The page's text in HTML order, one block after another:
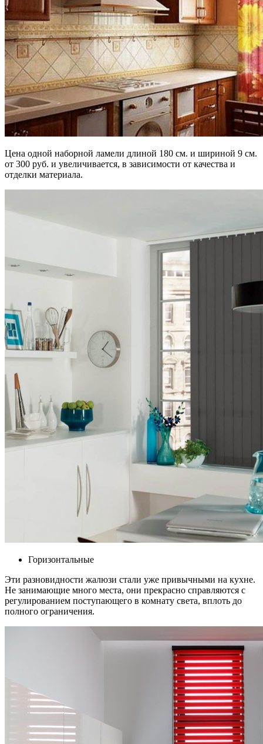
Цена одной наборной ламели длиной 180 см. и шириной 9 см.
от 300 руб. и увеличивается, в зависимости от качества и
отделки материала.
Горизонтальные
Эти разновидности жалюзи стали уже привычными на кухне.
Не занимающие много места, они прекрасно справляются с
регулированием поступающего в комнату света, вплоть до
полного ограничения.